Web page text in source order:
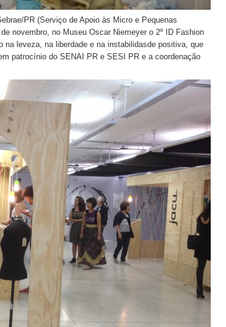
PR (Serviço de Apoio às Micro e Pequenas
novembro, no Museu Oscar Niemeyer o 2º ID Fashion
na leveza, na liberdade e na instabilidasde positiva, que
patrocínio do SENAI PR e SESI PR e a coordenação